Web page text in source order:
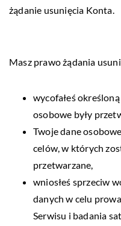
żądanie usunięcia Konta.
Masz prawo żądania
wycofałeś
osobowe były
Twoje dane
celów, w których
przetwarzane,
wniosłeś sprzeciw
danych w celu
Serwisu i badania